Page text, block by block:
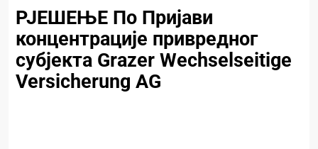
РЈЕШЕЊЕ По Пријави
концентрације привредног
субјекта Grazer Wechselseitige
Versicherung AG